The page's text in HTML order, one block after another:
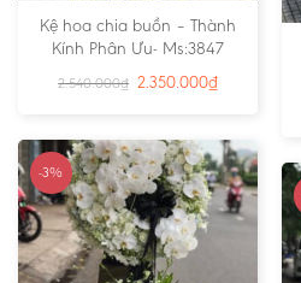
Kệ hoa chia buồn – Thành
Kính Phân Ưu- Ms:3847
2.540.000₫ 2.350.000₫
-3%